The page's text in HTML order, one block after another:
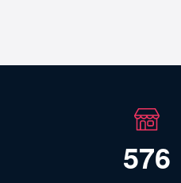
576